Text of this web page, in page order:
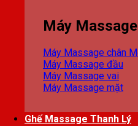
Máy Massage
Máy Massage chân
Máy Massage đầu
Máy Massage vai
Máy Massage mặt
Ghế Massage Thanh Lý